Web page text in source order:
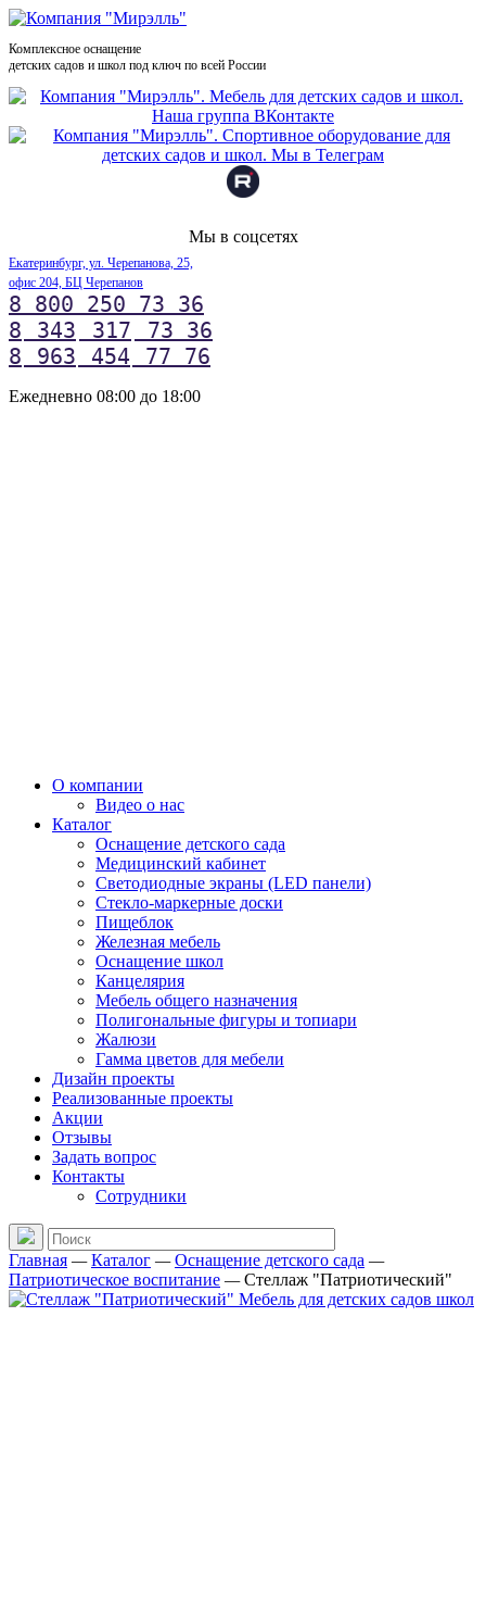
Комплексное оснащение
детских садов и школ под ключ по всей России
Мы в соцсетях
Екатеринбург, ул. Черепанова, 25,
офис 204, БЦ Черепанов
8 800 250 73 36
8
343 317
73 36
8
963 454 77 76
Ежедневно 08:00 до 18:00
О компании
Видео о нас
Каталог
Оснащение детского сада
Медицинский кабинет
Светодиодные экраны (LED панели)
Стекло-маркерные доски
Пищеблок
Железная мебель
Оснащение школ
Канцелярия
Мебель общего назначения
Полигональные фигуры и топиари
Жалюзи
Гамма цветов для мебели
Дизайн проекты
Реализованные проекты
Акции
Отзывы
Задать вопрос
Контакты
Сотрудники
Главная —Каталог —Оснащение детского сада —
Патриотическое воспитание —Стеллаж "Патриотический"